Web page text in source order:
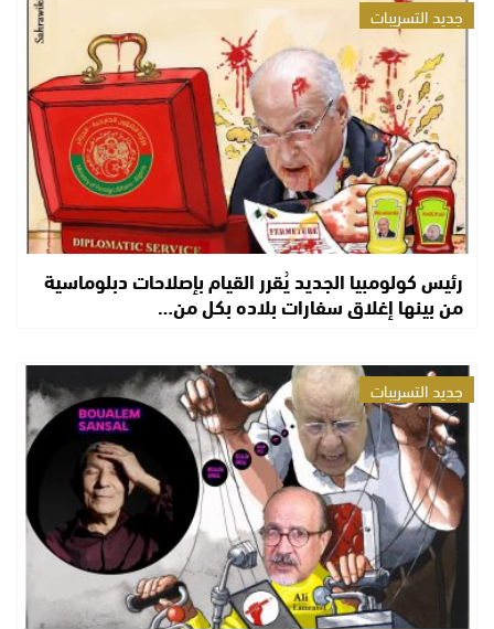
جديد التسريبات
رئيس كولومبيا الجديد يُقرر القيام بإصلاحات دبلوماسية
من بينها إغلاق سفارات بلاده بكل من…
جديد التسريبات